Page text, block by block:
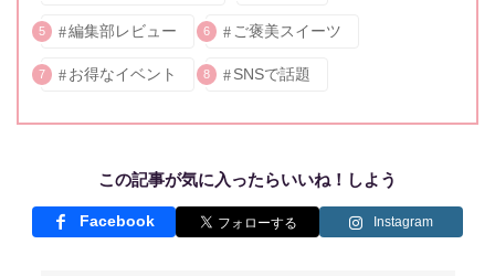
5 編集部レビュー 6 ご褒美スイーツ
7 お得なイベント 8 SNSで話題
この記事が気に入ったらいいね！しよう
Facebook Instagram